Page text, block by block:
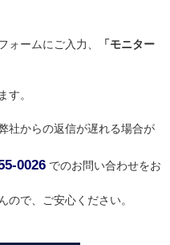
ォームにご入力、
「モニター
す。
社からの返信が遅れる場合が
0026でのお問い合わせをお
ので、ご安心ください。